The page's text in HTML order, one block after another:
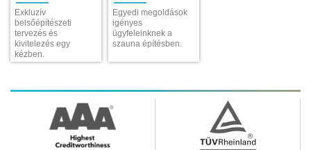
Exkluzív
belsőépítészeti
tervezés és
kivitelezés egy
kézben.
Egyedi megoldások
igényes
ügyfeleinknek a
szauna építésben.